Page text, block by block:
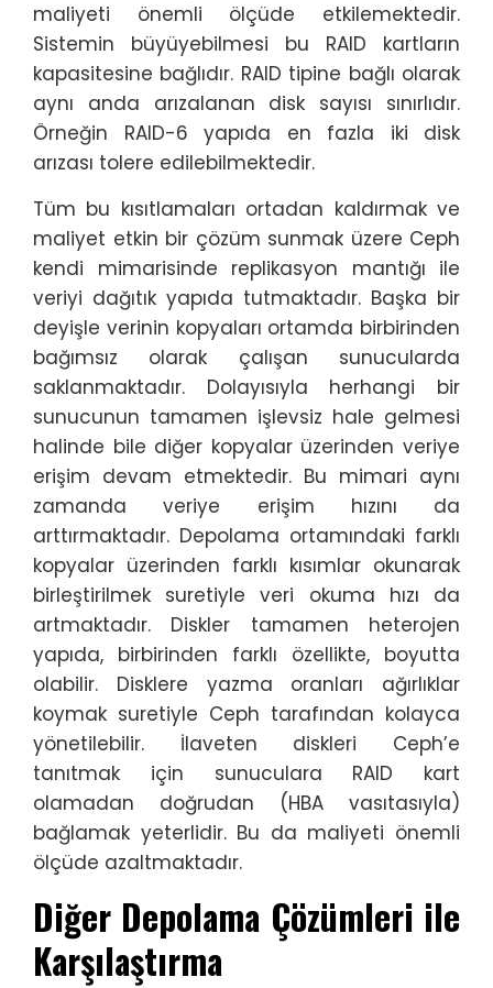
maliyeti önemli ölçüde etkilemektedir.
Sistemin büyüyebilmesi bu RAID kartların
kapasitesine bağlıdır. RAID tipine bağlı olarak
aynı anda arızalanan disk sayısı sınırlıdır.
Örneğin RAID-6 yapıda en fazla iki disk
arızası tolere edilebilmektedir.
Tüm bu kısıtlamaları ortadan kaldırmak ve
maliyet etkin bir çözüm sunmak üzere Ceph
kendi mimarisinde replikasyon mantığı ile
veriyi dağıtık yapıda tutmaktadır. Başka bir
deyişle verinin kopyaları ortamda birbirinden
bağımsız olarak çalışan sunucularda
saklanmaktadır. Dolayısıyla herhangi bir
sunucunun tamamen işlevsiz hale gelmesi
halinde bile diğer kopyalar üzerinden veriye
erişim devam etmektedir. Bu mimari aynı
zamanda veriye erişim hızını da
arttırmaktadır. Depolama ortamındaki farklı
kopyalar üzerinden farklı kısımlar okunarak
birleştirilmek suretiyle veri okuma hızı da
artmaktadır. Diskler tamamen heterojen
yapıda, birbirinden farklı özellikte, boyutta
olabilir. Disklere yazma oranları ağırlıklar
koymak suretiyle Ceph tarafından kolayca
yönetilebilir. İlaveten diskleri Ceph’e
tanıtmak için sunuculara RAID kart
olamadan doğrudan (HBA vasıtasıyla)
bağlamak yeterlidir. Bu da maliyeti önemli
ölçüde azaltmaktadır.
Diğer Depolama Çözümleri ile
Karşılaştırma